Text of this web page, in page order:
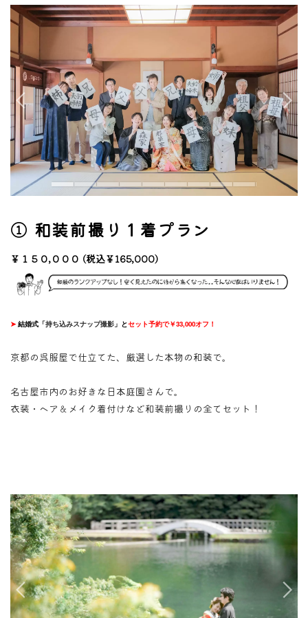
① 和装前撮り１着プラン
￥１５０,０００ (税込￥165,000)
➤結婚式「持ち込みスナップ撮影 」とセット予約で￥33,000オフ！
京都の呉服屋で仕立てた、厳選した本物の和装で。
名古屋市内のお好きな日本庭園さんで。
衣装・ヘア＆メイク着付けなど和装前撮りの全てセット！